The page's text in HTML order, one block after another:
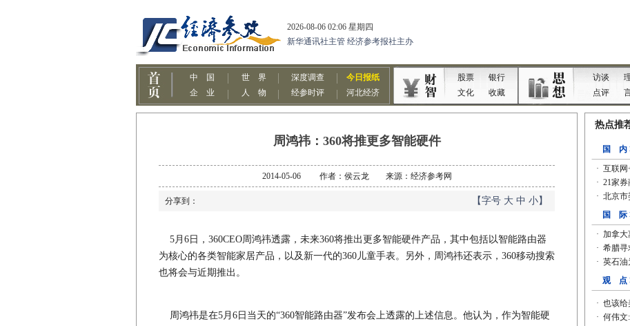
周鸿祎：360将推更多智能硬件
2014-05-06 作者：侯云龙 来源：经济参考网
分享到： 【字号 大 中 小】
5月6日，360CEO周鸿祎透露，未来360将推出更多智能硬件产品，其中包括以智能路由器
为核心的各类智能家居产品，以及新一代的360儿童手表。另外，周鸿祎还表示，360移动搜索
也将会与近期推出。
周鸿祎是在5月6日当天的“360智能路由器”发布会上透露的上述信息。他认为，作为智能硬